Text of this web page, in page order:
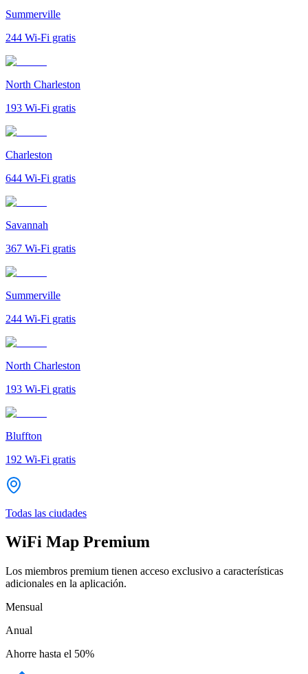
Summerville
244 Wi-Fi gratis
North Charleston
193 Wi-Fi gratis
Charleston
644 Wi-Fi gratis
Savannah
367 Wi-Fi gratis
Summerville
244 Wi-Fi gratis
North Charleston
193 Wi-Fi gratis
Bluffton
192 Wi-Fi gratis
Todas las ciudades
WiFi Map Premium
Los miembros premium tienen acceso exclusivo a características
adicionales en la aplicación.
Mensual
Anual
Ahorre hasta el 50%